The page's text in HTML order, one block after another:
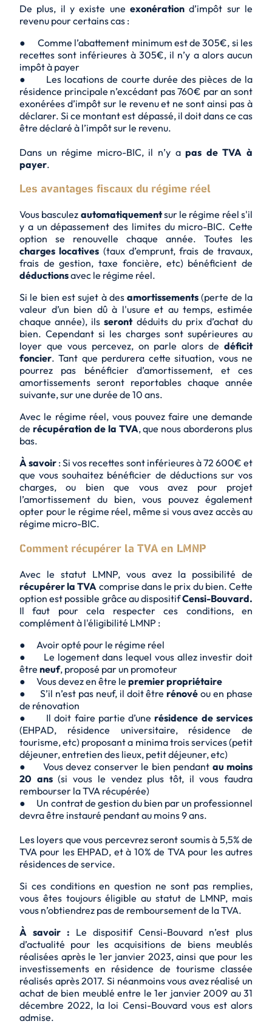
De plus, il y existe une exonérationd’impôt sur le
revenu pour certains cas :
● Comme l’abattement minimum est de 305€, si les
recettes sont inférieures à 305€, il n’y a alors aucun
impôt à payer
● Les locations de courte durée des pièces de la
résidence principale n’excédant pas 760€ par an sont
exonérées d’impôt sur le revenu et ne sont ainsi pas à
déclarer. Si ce montant est dépassé, il doit dans ce cas
être déclaré à l’impôt sur le revenu.
Dans un régime micro-BIC, il n’y apas de TVA à
payer.
Les avantages fiscaux du régime réel
Vous basculez automatiquementsur le régime réel s'il
y a un dépassement des limites du micro-BIC. Cette
option se renouvelle chaque année. Toutes les
charges locatives (taux d’emprunt, frais de travaux,
frais de gestion, taxe foncière, etc) bénéficient de
déductionsavec le régime réel.
Si le bien est sujet à desamortissements(perte de la
valeur d’un bien dû à l'usure et au temps, estimée
chaque année), ilsseront déduits du prix d’achat du
bien. Cependant si les charges sont supérieures au
loyer que vous percevez, on parle alors de déficit
foncier. Tant que perdurera cette situation, vous ne
pourrez pas bénéficier d’amortissement, et ces
amortissements seront reportables chaque année
suivante, sur une durée de 10 ans.
Avec le régime réel, vous pouvez faire une demande
de récupération de la TVA, que nous aborderons plus
bas.
À savoir : Si vos recettes sont inférieures à 72 600€ et
que vous souhaitez bénéficier de déductions sur vos
charges, ou bien que vous avez pour projet
l’amortissement du bien, vous pouvez également
opter pour le régime réel, même si vous avez accès au
régime micro-BIC.
Comment récupérer la TVA en LMNP
Avec le statut LMNP, vous avez la possibilité de
récupérer la TVA comprise dans le prix du bien. Cette
option est possible grâce au dispositifCensi-Bouvard.
Il faut pour cela respecter ces conditions, en
complément à l'éligibilité LMNP :
● Avoir opté pour le régime réel
● Le logement dans lequel vous allez investir doit
être neuf, proposé par un promoteur
● Vous devez en être le premier propriétaire
● S’il n’est pas neuf, il doit êtrerénovéou en phase
de rénovation
● Il doit faire partie d’unerésidence de services
(EHPAD, résidence universitaire, résidence de
tourisme, etc) proposant a minima trois services (petit
déjeuner, entretien des lieux, petit déjeuner, etc)
● Vous devez conserver le bien pendant au moins
20 ans(si vous le vendez plus tôt, il vous faudra
rembourser la TVA récupérée)
● Un contrat de gestion du bien par un professionnel
devra être instauré pendant au moins 9 ans.
Les loyers que vous percevrez seront soumis à 5,5% de
TVA pour les EHPAD, et à 10% de TVA pour les autres
résidences de service.
Si ces conditions en question ne sont pas remplies,
vous êtes toujours éligible au statut de LMNP, mais
vous n’obtiendrez pas de remboursement de la TVA.
À savoir : Le dispositif Censi-Bouvard n’est plus
d’actualité pour les acquisitions de biens meublés
réalisées après le 1er janvier 2023, ainsi que pour les
investissements en résidence de tourisme classée
réalisés après 2017. Si néanmoins vous avez réalisé un
achat de bien meublé entre le 1er janvier 2009 au 31
décembre 2022, la loi Censi-Bouvard vous est alors
admise.